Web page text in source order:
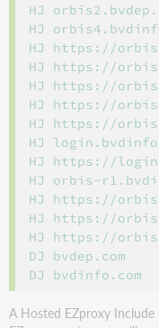
HJ
HJ
HJ https://
HJ https://
HJ https://
HJ https://
HJ https://
HJ
HJ https://
HJ orbis-
HJ https://
HJ https://
HJ https://
DJ bvdep.com
A Hosted EZproxy